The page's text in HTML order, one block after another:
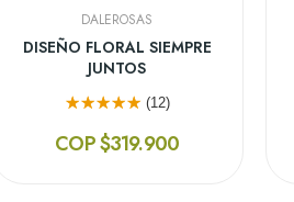
DALEROSAS
DISEÑO FLORAL SIEMPRE
JUNTOS
(12)
COP $319.900